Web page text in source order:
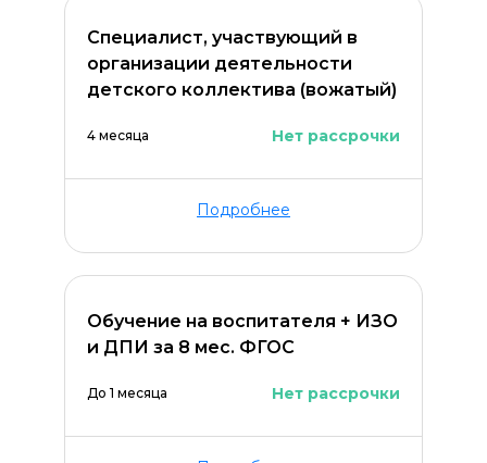
Специалист, участвующий в
организации деятельности
детского коллектива (вожатый)
4 месяца Нет рассрочки
Подробнее
Обучение на воспитателя + ИЗО
и ДПИ за 8 мес. ФГОС
До 1 месяца Нет рассрочки